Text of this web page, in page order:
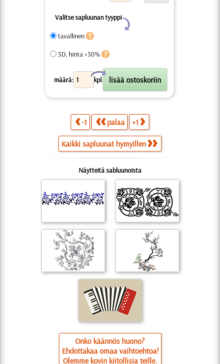
Valitse sapluunan tyyppi
Y
tavallinen
3D, hinta +30%
määrä: kpl.
X
-1 palaa +1
Kaikki sapluunat hymyillen
Näytteitä sabluunoista
Onko käännös huono?
Ehdottakaa omaa vaihtoehtoa!
Olemme kovin kiitollisia teille.